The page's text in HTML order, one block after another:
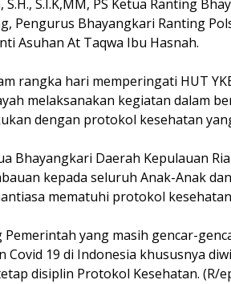
S.I.K,MM, PS Ketua Ranting
Pengurus Bhayangkari Ranting
Asuhan At Taqwa Ibu Hasnah.
rangka hari memperingati HUT
melaksanakan kegiatan dalam
dengan protokol kesehatan
Bhayangkari Daerah Kepulauan
kepada seluruh Anak-Anak
mematuhi protokol
yang masih gencar-
19 di Indonesia khususnya
disiplin Protokol Kesehatan. (R/